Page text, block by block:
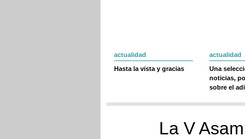
actualidad
Hasta la vista y gracias
actualidad
Una
noticias,
sobre el
La V